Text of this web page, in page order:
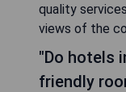
quality
views of the
"Do hotels
friendly